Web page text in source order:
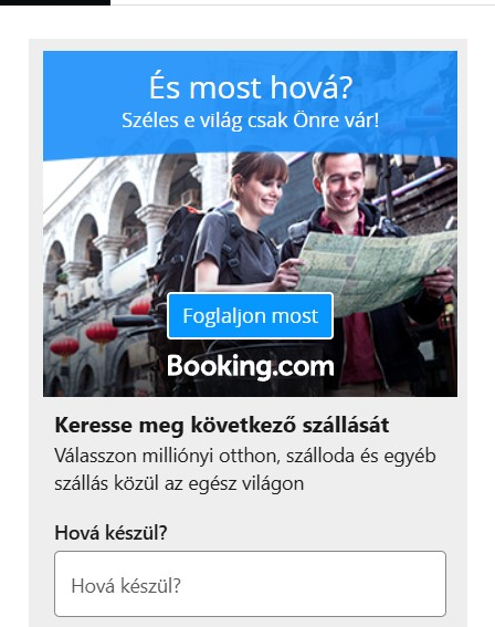
– mondta Udud Péter, az Aquaprofit Zrt.
A körforgásos gazdaság tele van lehetőségekkel, a
technológiai fejlődés tempója jelentősen felgyorsult,
számos új szabadalom fűződik magyar cégek,
szervezetek nevéhez is, mint amilyen a BioFil Kft. is,
amely mikrobiológiai talajoltó készítményeivel
segíti a termőtalajok regenerálását, vagy az SZTE és a
ThalesNano Zrt. együttműködése, akik olyan
reaktort fejlesztettek, amely a szén-dioxidot még a
kibocsátás előtt hasznos anyaggá alakítja át.
A szellemi tulajdonjogok, mint a szabadalmak,
használati minták, védjegyek és formatervezési
minták kulcsszerepet játszanak a fenntartható
technológiák védelmében. Ezek az oltalmak
segítenek az innovációk terjedésében, biztosítják a
versenyelőnyt, és ösztönzik a további kutatás-
fejlesztést, amely elengedhetetlen a körforgásos
gazdaság széles körű elterjedéséhez.